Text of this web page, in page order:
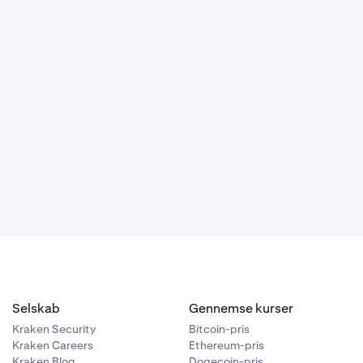
om
skal løses
Selskab
Kraken Security
Kraken Careers
Gennemse kurser
Bitcoin-pris
Ethereum-pris